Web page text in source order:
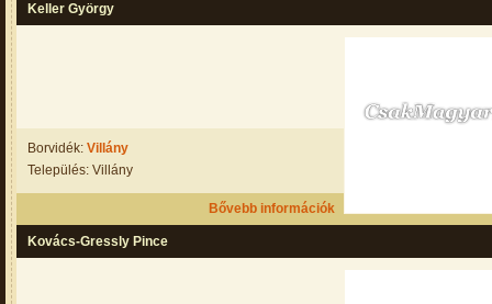
Keller György
Borvidék: Villány
Település: Villány
Bővebb információk
Kovács-Gressly Pince